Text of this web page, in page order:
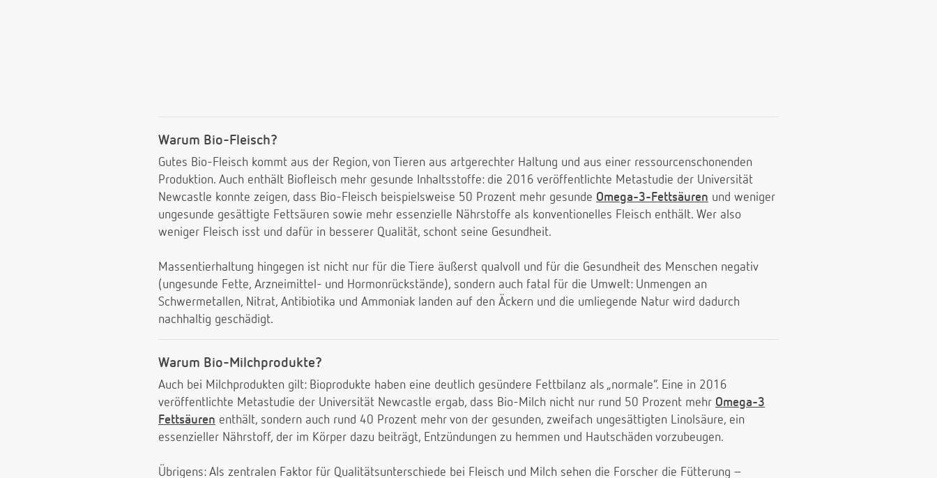
Warum Bio-Fleisch?
Gutes Bio-Fleisch kommt aus der Region, von Tieren aus artgerechter Haltung und aus einer ressourcenschonenden
Produktion. Auch enthält Biofleisch mehr gesunde Inhaltsstoffe: die 2016 veröffentlichte Metastudie der Universität
Newcastle konnte zeigen, dass Bio-Fleisch beispielsweise 50 Prozent mehr gesunde Omega-3-Fettsäuren und weniger
ungesunde gesättigte Fettsäuren sowie mehr essenzielle Nährstoffe als konventionelles Fleisch enthält. Wer also
weniger Fleisch isst und dafür in besserer Qualität, schont seine Gesundheit.
Massentierhaltung hingegen ist nicht nur für die Tiere äußerst qualvoll und für die Gesundheit des Menschen negativ
(ungesunde Fette, Arzneimittel- und Hormonrückstände), sondern auch fatal für die Umwelt: Unmengen an
Schwermetallen, Nitrat, Antibiotika und Ammoniak landen auf den Äckern und die umliegende Natur wird dadurch
nachhaltig geschädigt.
Warum Bio-Milchprodukte?
Auch bei Milchprodukten gilt: Bioprodukte haben eine deutlich gesündere Fettbilanz als „normale“. Eine in 2016
veröffentlichte Metastudie der Universität Newcastle ergab, dass Bio-Milch nicht nur rund 50 Prozent mehr Omega-3
Fettsäuren enthält, sondern auch rund 40 Prozent mehr von der gesunden, zweifach ungesättigten Linolsäure, ein
essenzieller Nährstoff, der im Körper dazu beiträgt, Entzündungen zu hemmen und Hautschäden vorzubeugen.
Übrigens: Als zentralen Faktor für Qualitätsunterschiede bei Fleisch und Milch sehen die Forscher die Fütterung –